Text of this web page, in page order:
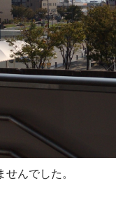
んでした。